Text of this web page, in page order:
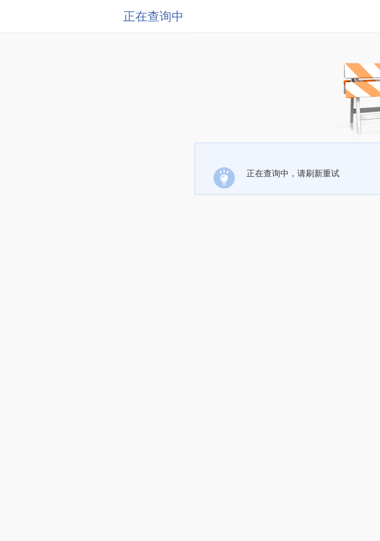
正在查询中
正在查询中，请刷新重试